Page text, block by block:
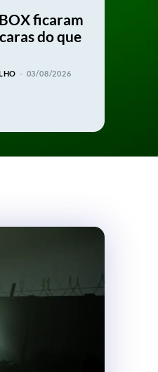
ficaram
do que
- 03/08/2026